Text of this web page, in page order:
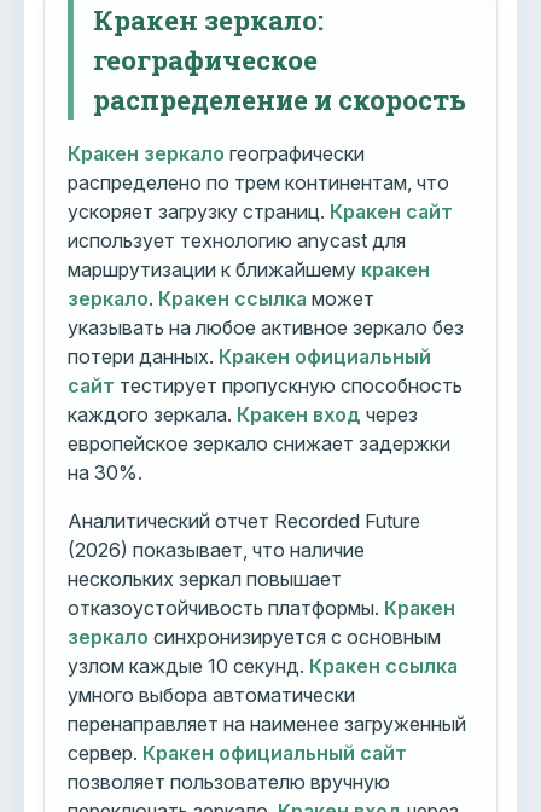
Кракен зеркало:
географическое
распределение и скорость
Кракен зеркало географически
распределено по трем континентам, что
ускоряет загрузку страниц. Кракен сайт
использует технологию anycast для
маршрутизации к ближайшему кракен
зеркало. Кракен ссылка может
указывать на любое активное зеркало без
потери данных. Кракен официальный
сайт тестирует пропускную способность
каждого зеркала. Кракен вход через
европейское зеркало снижает задержки
на 30%.
Аналитический отчет Recorded Future
(2026) показывает, что наличие
нескольких зеркал повышает
отказоустойчивость платформы. Кракен
зеркало синхронизируется с основным
узлом каждые 10 секунд. Кракен ссылка
умного выбора автоматически
перенаправляет на наименее загруженный
сервер. Кракен официальный сайт
позволяет пользователю вручную